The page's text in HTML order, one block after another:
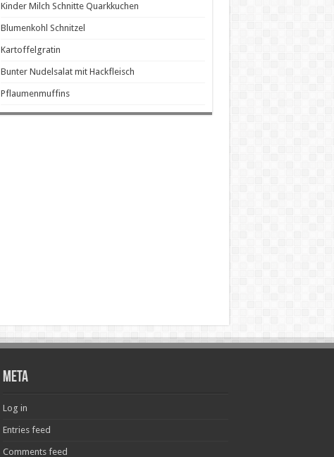
Kinder Milch Schnitte Quarkkuchen
Blumenkohl Schnitzel
Kartoffelgratin
Bunter Nudelsalat mit Hackfleisch
Pflaumenmuffins
Meta
Log in
Entries feed
Comments feed